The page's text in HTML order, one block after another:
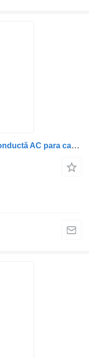
Mangueira de ar condicionado Conductă AC para camião Renault – 78531367 – 7484585483